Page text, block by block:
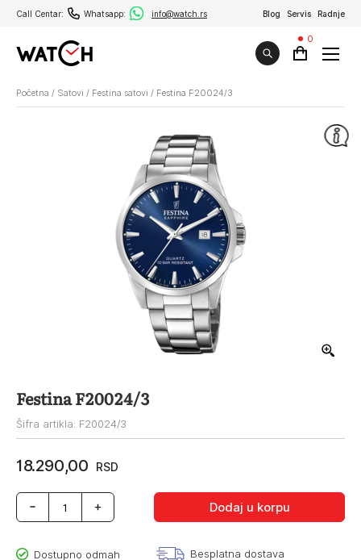
Call Centar: Whatsapp: info@watch.rs Blog Servis Radnje
0
Početna / Satovi / Festina satovi / Festina F20024/3
Festina F20024/3
Šifra artikla: F20024/3
18.290,00 RSD
Festina
F20024/3
Dodaj u korpu
Dostupno odmah Besplatna dostava